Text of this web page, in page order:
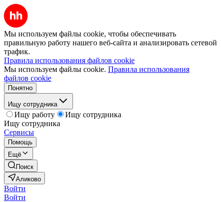
Мы используем файлы cookie, чтобы обеспечивать
правильную работу нашего веб-сайта и анализировать сетевой
трафик.
Правила использования файлов cookie
Мы используем файлы cookie. Правила использования
файлов cookie
Понятно
Ищу сотрудника
Ищу работу
Ищу сотрудника
Ищу сотрудника
Сервисы
Помощь
Ещё
Поиск
Аликово
Войти
Войти